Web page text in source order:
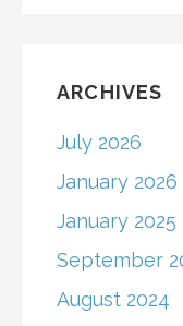
ARCHIVES
July 2026
January 2026
January 2025
September
August 2024